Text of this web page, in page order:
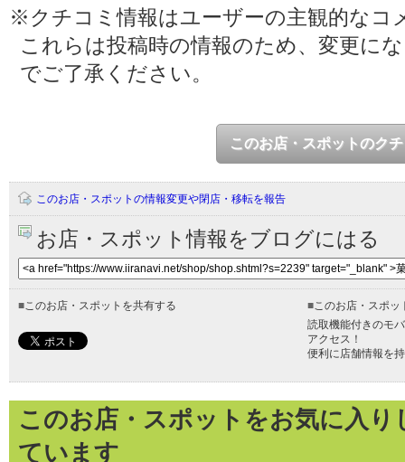
※クチコミ情報はユーザーの主観的なコ
これらは投稿時の情報のため、変更に
でご了承ください。
このお店・スポットのク
このお店・スポットの情報変更や閉店・移転を報告
お店・スポット情報をブログにはる
■このお店・スポットを共有する ■このお店・スポッ
読取機能付きのモ
アクセス！
便利に店舗情報を
このお店・スポットをお気に入
ています